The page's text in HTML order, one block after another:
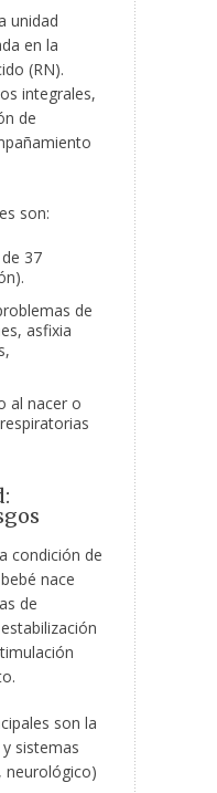
unidad
en la
(RN).
integrales,
de
son:
37
de
asfixia
al nacer o
condición de
nace
de
son la
sistemas
neurológico)